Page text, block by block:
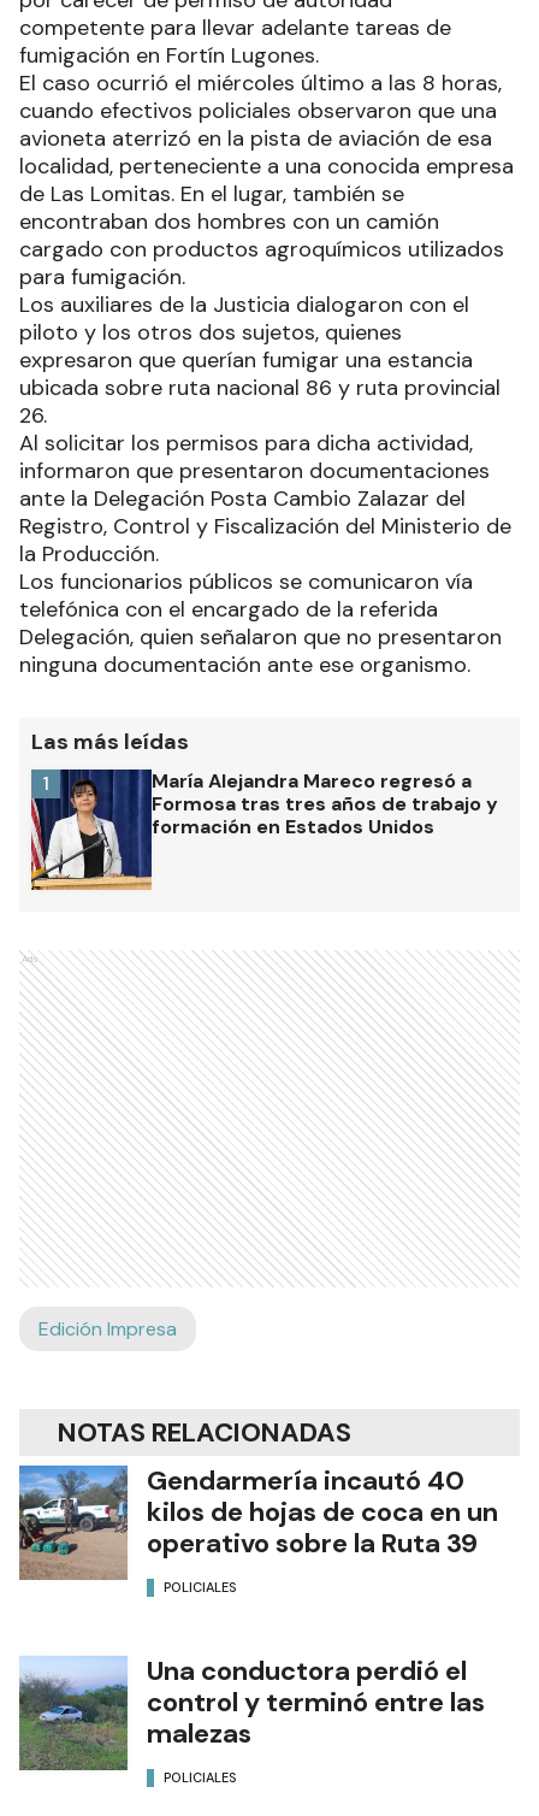
competente para llevar adelante tareas de
fumigación en Fortín Lugones.
El caso ocurrió el miércoles último a las 8 horas,
cuando efectivos policiales observaron que una
avioneta aterrizó en la pista de aviación de esa
localidad, perteneciente a una conocida empresa
de Las Lomitas. En el lugar, también se
encontraban dos hombres con un camión
cargado con productos agroquímicos utilizados
para fumigación.
Los auxiliares de la Justicia dialogaron con el
piloto y los otros dos sujetos, quienes
expresaron que querían fumigar una estancia
ubicada sobre ruta nacional 86 y ruta provincial
26.
Al solicitar los permisos para dicha actividad,
informaron que presentaron documentaciones
ante la Delegación Posta Cambio Zalazar del
Registro, Control y Fiscalización del Ministerio de
la Producción.
Los funcionarios públicos se comunicaron vía
telefónica con el encargado de la referida
Delegación, quien señalaron que no presentaron
ninguna documentación ante ese organismo.
Las más leídas
María Alejandra Mareco regresó a
Formosa tras tres años de trabajo y
formación en Estados Unidos
1
Ads
Edición Impresa
NOTAS RELACIONADAS
Gendarmería incautó 40
kilos de hojas de coca en un
operativo sobre la Ruta 39
POLICIALES
Una conductora perdió el
control y terminó entre las
malezas
POLICIALES